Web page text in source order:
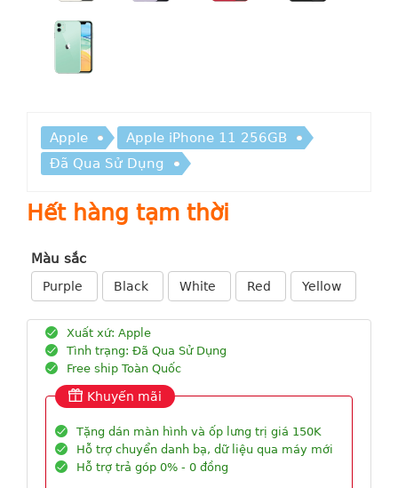
Apple
Apple iPhone 11 256GB
Đã Qua Sử Dụng
Hết hàng tạm thời
Màu sắc
Purple Black White Red Yellow
Xuất xứ: Apple
Tình trạng: Đã Qua Sử Dụng
Free ship Toàn Quốc
Khuyến mãi
Tặng dán màn hình và ốp lưng trị giá 150K
Hỗ trợ chuyển danh bạ, dữ liệu qua máy mới
Hỗ trợ trả góp 0% - 0 đồng